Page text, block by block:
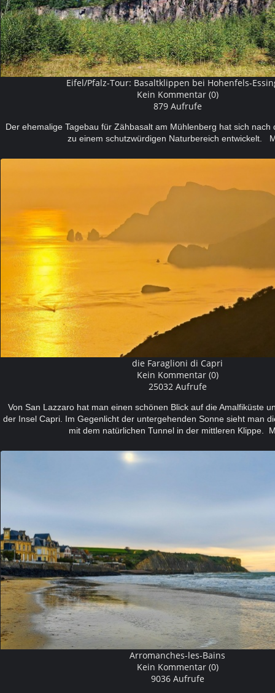
Eifel/Pfalz-Tour: Basaltklippen bei Hohenfels-
Kein Kommentar (0)
879 Aufrufe
Der ehemalige Tagebau für Zähbasalt am Mühlenberg hat sich nach
zu einem schutzwürdigen Naturbereich entwickelt.
die Faraglioni di Capri
Kein Kommentar (0)
25032 Aufrufe
Von San Lazzaro hat man einen schönen Blick auf die Amalfiküste
der Insel Capri. Im Gegenlicht der untergehenden Sonne sieht man
mit dem natürlichen Tunnel in der mittleren Klippe.
Arromanches-les-Bains
Kein Kommentar (0)
9036 Aufrufe